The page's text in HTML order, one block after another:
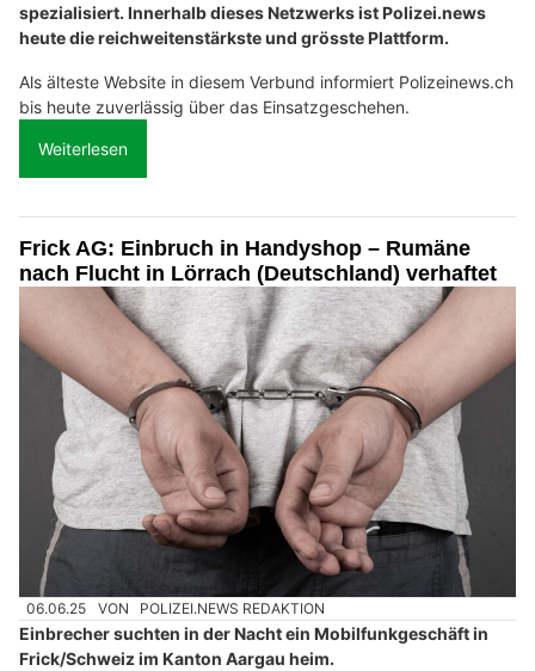
spezialisiert. Innerhalb dieses Netzwerks ist Polizei.news
heute die reichweitenstärkste und grösste Plattform.
Als älteste Website in diesem Verbund informiert Polizeinews.ch
bis heute zuverlässig über das Einsatzgeschehen.
Weiterlesen
Frick AG: Einbruch in Handyshop – Rumäne
nach Flucht in Lörrach (Deutschland) verhaftet
06.06.25 VON POLIZEI.NEWS REDAKTION
Einbrecher suchten in der Nacht ein Mobilfunkgeschäft in
Frick/Schweiz im Kanton Aargau heim.